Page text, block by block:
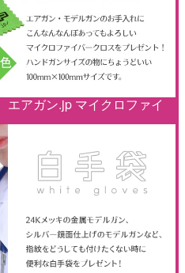
エアガン.jp マイクロファイ